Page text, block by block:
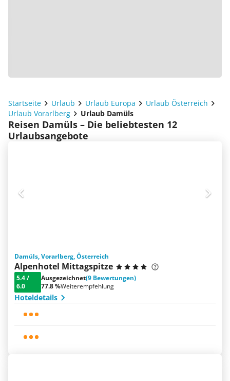
Startseite Urlaub Urlaub Europa
Urlaub Österreich
Urlaub Vorarlberg
Urlaub Damüls
Reisen Damüls – Die beliebtesten 12
Urlaubsangebote
Damüls, Vorarlberg, Österreich
Alpenhotel Mittagspitze
5.4/
6.0
Ausgezeichnet(9 Bewertungen)
77.8 %Weiterempfehlung
Hoteldetails